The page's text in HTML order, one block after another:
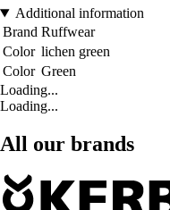
Additional information
Brand Ruffwear
Color lichen green
Color Green
Loading...
Loading...
All our brands